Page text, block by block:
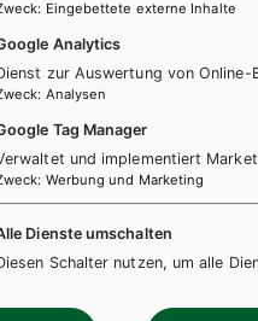
: Eingebettete externe Inhalte
Analytics
zur Auswertung von Online-
: Analysen
Tag Manager
und implementiert
: Werbung und Marketing
Dienste umschalten
Schalter nutzen, um alle